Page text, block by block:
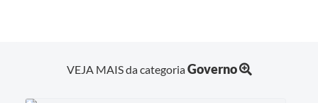
VEJA MAIS da categoriaGoverno